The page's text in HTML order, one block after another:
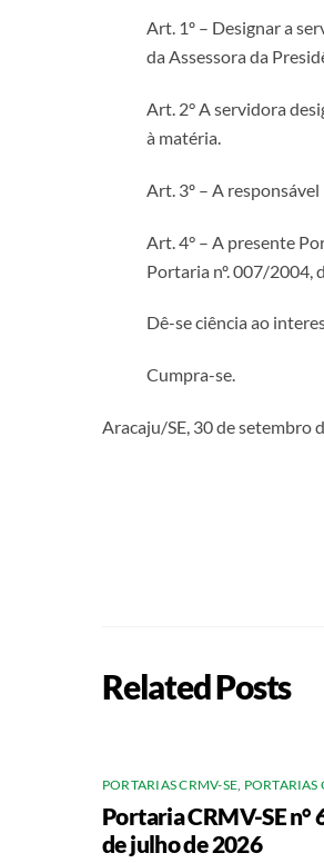
Art. 1º – Designar a
da Assessora da
Art. 2° A servidora
à matéria.
Art. 3º – A
Art. 4° – A presente
Portaria nº. 007/2004,
Dê-se ciência ao
Cumpra-se.
Aracaju/SE, 30 de setembro
Related Posts
PORTARIAS CRMV-SE, PORTARIAS
Portaria CRMV-SE n°
de julho de 2026